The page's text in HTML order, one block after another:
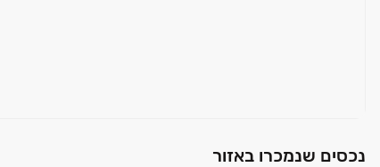
נכסים שנמכרו באזור